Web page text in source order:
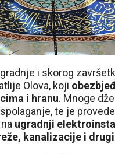
i skorog
Olova, koji
i hranu. Mnoge
te je
ugradnji
kanalizacije i